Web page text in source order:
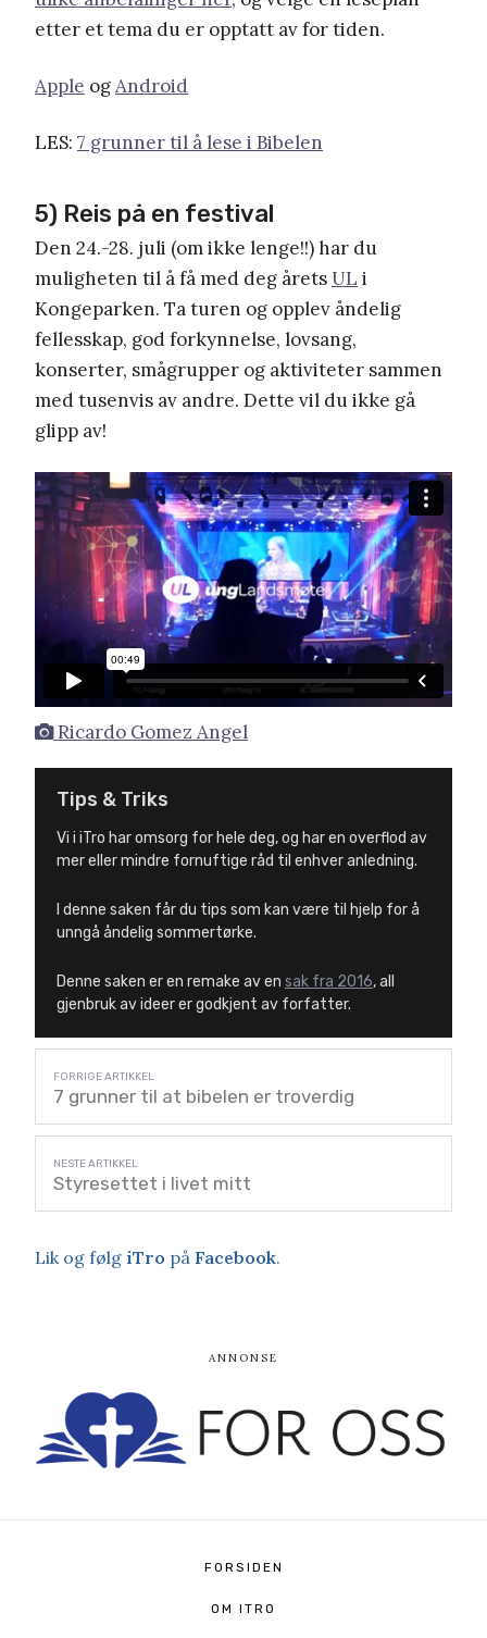
etter et tema du er opptatt av for tiden.
Apple ogAndroid
LES: 7 grunner til å lese i Bibelen
5) Reis på en festival
Den 24.-28. juli (om ikke lenge!!) har du
muligheten til å få med deg åretsUL i
Kongeparken. Ta turen og opplev åndelig
fellesskap, god forkynnelse, lovsang,
konserter, smågrupper og aktiviteter sammen
med tusenvis av andre. Dette vil du ikke gå
glipp av!
Ricardo Gomez Angel
Tips & Triks
Vi i iTro har omsorg for hele deg, og har en overflod av
mer eller mindre fornuftige råd til enhver anledning.
I denne saken får du tips som kan være til hjelp for å
unngå åndelig sommertørke.
Denne saken er en remake av en sak fra 2016, all
gjenbruk av ideer er godkjent av forfatter.
7 grunner til at bibelen er troverdig
Styresettet i livet mitt
Lik og følg iTro på Facebook.
FORSIDEN
OM ITRO